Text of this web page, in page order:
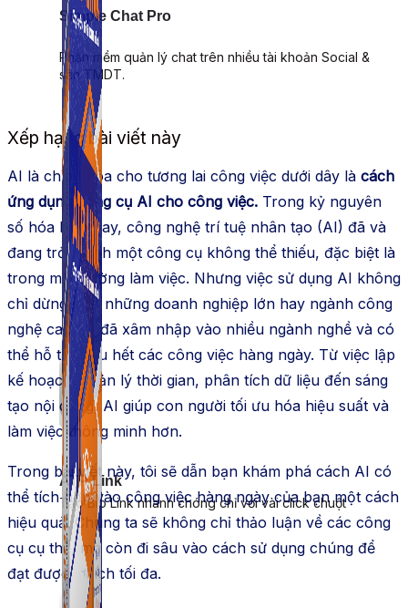
ATP Link
Tạo Bio Link nhanh chóng chỉ với vài click chuột
Simple Chat Pro
Phần mềm quản lý chat trên nhiều tài khoản Social &
sàn TMDT.
Xếp hạng bài viết này
AI là chìa khóa cho tương lai công việc dưới dây là cách
ứng dụng công cụ AI cho công việc. Trong kỷ nguyên
số hóa hiện nay, công nghệ trí tuệ nhân tạo (AI) đã và
đang trở thành một công cụ không thể thiếu, đặc biệt là
trong môi trường làm việc. Nhưng việc sử dụng AI không
chỉ dừng lại ở những doanh nghiệp lớn hay ngành công
nghệ cao. AI đã xâm nhập vào nhiều ngành nghề và có
thể hỗ trợ hầu hết các công việc hàng ngày. Từ việc lập
kế hoạch, quản lý thời gian, phân tích dữ liệu đến sáng
tạo nội dung, AI giúp con người tối ưu hóa hiệu suất và
làm việc thông minh hơn.
Trong bài viết này, tôi sẽ dẫn bạn khám phá cách AI có
thể tích hợp vào công việc hàng ngày của bạn một cách
hiệu quả. Chúng ta sẽ không chỉ thảo luận về các công
cụ cụ thể, mà còn đi sâu vào cách sử dụng chúng để
đạt được lợi ích tối đa.